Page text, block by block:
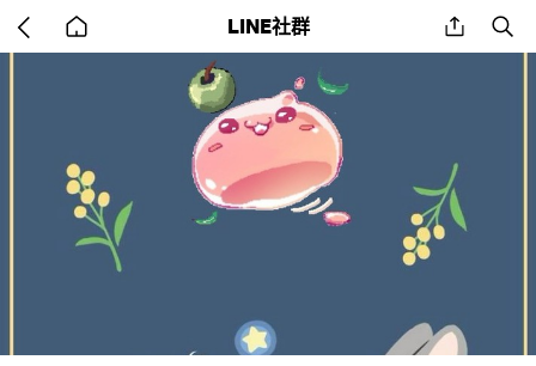
back
to
LINE社群 share